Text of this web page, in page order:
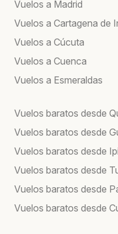
Vuelos a Madrid
Vuelos a Cartagena de
Vuelos a Cúcuta
Vuelos a Cuenca
Vuelos a Esmeraldas
Vuelos baratos desde
Vuelos baratos desde
Vuelos baratos desde
Vuelos baratos desde
Vuelos baratos desde
Vuelos baratos desde